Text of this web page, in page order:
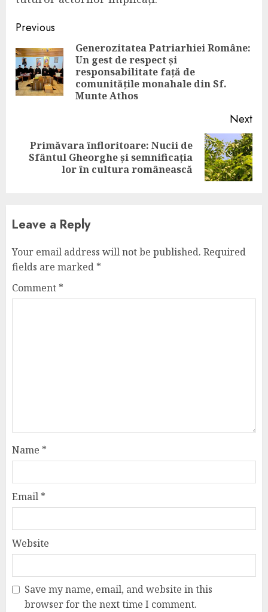
Continue
Reading
Previous
Generozitatea Patriarhiei Române:
Un gest de respect și
responsabilitate față de
comunitățile monahale din Sf.
Munte Athos
Next
Next
Primăvara înfloritoare: Nucii de
Sfântul Gheorghe și semnificația
lor în cultura românească
Leave a Reply
Your email address will not be published. Required
fields are marked *
Comment *
Name *
Email *
Website
Save my name, email, and website in this
browser for the next time I comment.